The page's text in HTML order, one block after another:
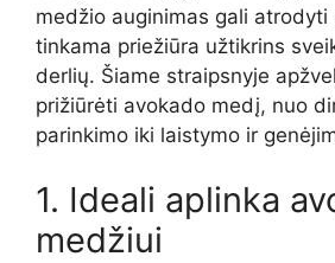
medžio auginimas gali atrodyti
tinkama priežiūra užtikrins
derlių. Šiame straipsnyje
prižiūrėti avokado medį, nuo
parinkimo iki laistymo ir
1. Ideali aplinka
medžiui